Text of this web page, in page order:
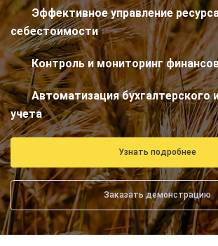
Эффективное управление
себестоимости
Контроль и мониторинг
Автоматизация бухгалтерского
учета
Узнать подробнее
Заказать демонстрацию